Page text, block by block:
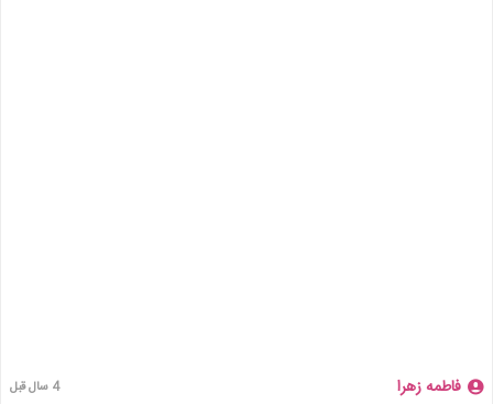
فاطمه زهرا 4 سال قبل